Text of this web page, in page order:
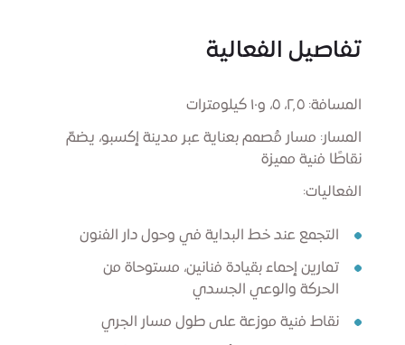
تفاصيل الفعالية
المسافة: ٢٫٥، ٥، و١٠ كيلومترات
المسار: مسار مُصمم بعناية عبر مدينة إكسبو، يضمّ
نقاطًا فنية مميزة
الفعاليات:
التجمع عند خط البداية في وحول دار الفنون
تمارين إحماء بقيادة فنانين، مستوحاة من
الحركة والوعي الجسدي
نقاط فنية موزعة على طول مسار الجري